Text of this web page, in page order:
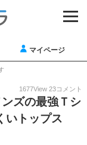
マイページ
1677View 23コメント
ンズの最強Ｔシ
いトップス